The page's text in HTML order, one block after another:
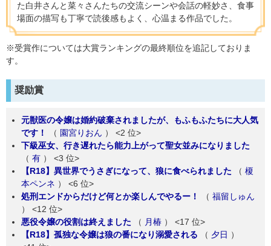
た白井さんと菜々さんたちの交流シーンや会話の軽妙さ、食事
場面の描写も丁寧で読後感もよく、心温まる作品でした。
※受賞作については大賞ランキングの最終順位を追記しておりま
す。
奨励賞
元獣医の令嬢は婚約破棄されましたが、もふもふたちに大人気
です！
（ 園宮りおん ） <2 位>
下級巫女、行き遅れたら能力上がって聖女並みになりました
（ 有 ） <3 位>
【R18】異世界でうさぎになって、狼に食べられました
（ 榎
本ペンネ ） <6 位>
処刑エンドからだけど何とか楽しんでやるー！
（ 福留しゅん
） <12 位>
悪役令嬢の役割は終えました
（ 月椿 ） <17 位>
【R18】孤独な令嬢は狼の番になり溺愛される
（ 夕日 ）